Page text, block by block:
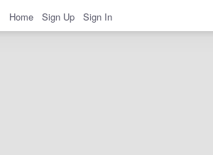
Home Sign Up Sign In